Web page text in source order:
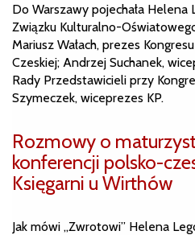
Do Warszawy pojechała Helena
Związku Kulturalno-
Mariusz Wałach, prezes
Czeskiej; Andrzej Suchanek,
Rady Przedstawicieli przy
Szymeczek, wiceprezes KP.
Rozmowy o
konferencji polsko-
Księgarni u Wirthów
Jak mówi „Zwrotowi” Helena